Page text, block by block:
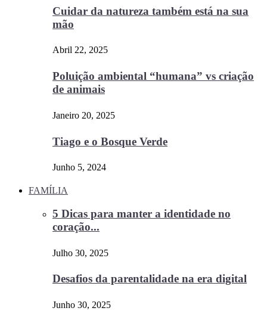
Cuidar da natureza também está na sua
mão
Abril 22, 2025
Poluição ambiental “humana” vs criação
de animais
Janeiro 20, 2025
Tiago e o Bosque Verde
Junho 5, 2024
FAMÍLIA
5 Dicas para manter a identidade no
coração...
Julho 30, 2025
Desafios da parentalidade na era digital
Junho 30, 2025